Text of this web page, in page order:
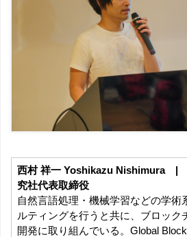
西村 祥一 Yoshikazu Nishimura |
究社代表取締役
自然言語処理・機械学習などの学術
ルティングを行うと共に、ブロック
開発に取り組んでいる。Global